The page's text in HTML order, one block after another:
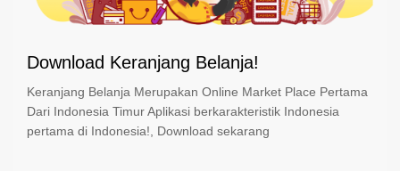
Download Keranjang Belanja!
Keranjang Belanja Merupakan Online Market Place Pertama
Dari Indonesia Timur Aplikasi berkarakteristik Indonesia
pertama di Indonesia!, Download sekarang